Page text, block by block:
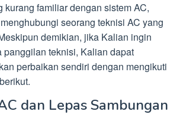
kurang familiar dengan sistem AC,
seorang teknisi AC yang
demikian, jika Kalian ingin
panggilan teknisi, Kalian dapat
perbaikan sendiri dengan mengikuti
dan Lepas Sambungan